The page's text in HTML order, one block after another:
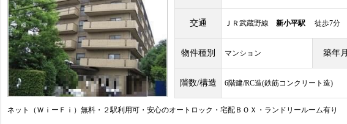
交通 ＪＲ武蔵野線 新小平駅 徒歩7分
物件種別 マンション 築年月
階数/構造 6階建/RC造(鉄筋コンクリート造)
ネット（ＷｉーＦｉ）無料・２駅利用可・安心のオートロック・宅配ＢＯＸ・ランドリールーム有り